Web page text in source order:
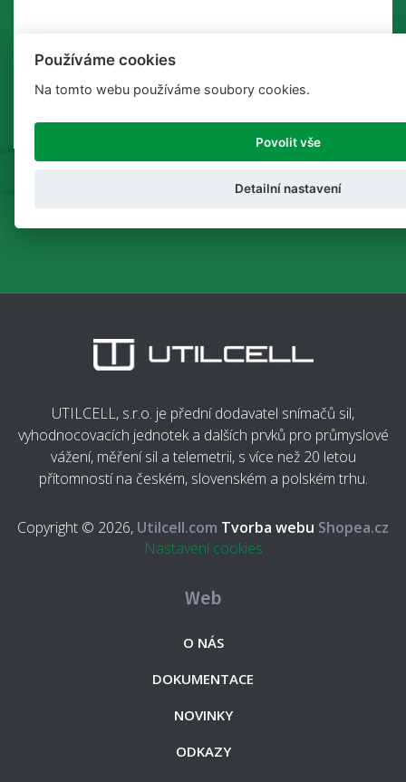
ODESLAT
UTILCELL, s.r.o. je přední dodavatel snímačů sil,
vyhodnocovacích jednotek a dalších prvků pro průmyslové
vážení, měření sil a telemetrii, s více než 20 letou
přítomností na českém, slovenském a polském trhu.
Copyright © 2026, Utilcell.com Tvorba webu Shopea.cz
Nastavení cookies
Web
O NÁS
DOKUMENTACE
NOVINKY
ODKAZY
Používáme cookies
Na tomto webu používáme soubory cookies.
Povolit vše
Detailní nastavení